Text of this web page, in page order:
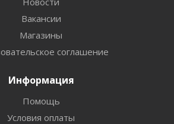
Вакансии
Магазины
соглашение
Информация
Помощь
Условия оплаты